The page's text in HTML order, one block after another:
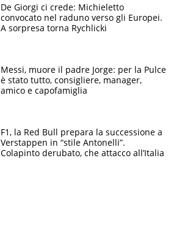
De Giorgi ci crede: Michieletto
convocato nel raduno verso gli Europei.
A sorpresa torna Rychlicki
Messi, muore il padre Jorge: per la Pulce
è stato tutto, consigliere, manager,
amico e capofamiglia
F1, la Red Bull prepara la successione a
Verstappen in “stile Antonelli”.
Colapinto derubato, che attacco all’Italia